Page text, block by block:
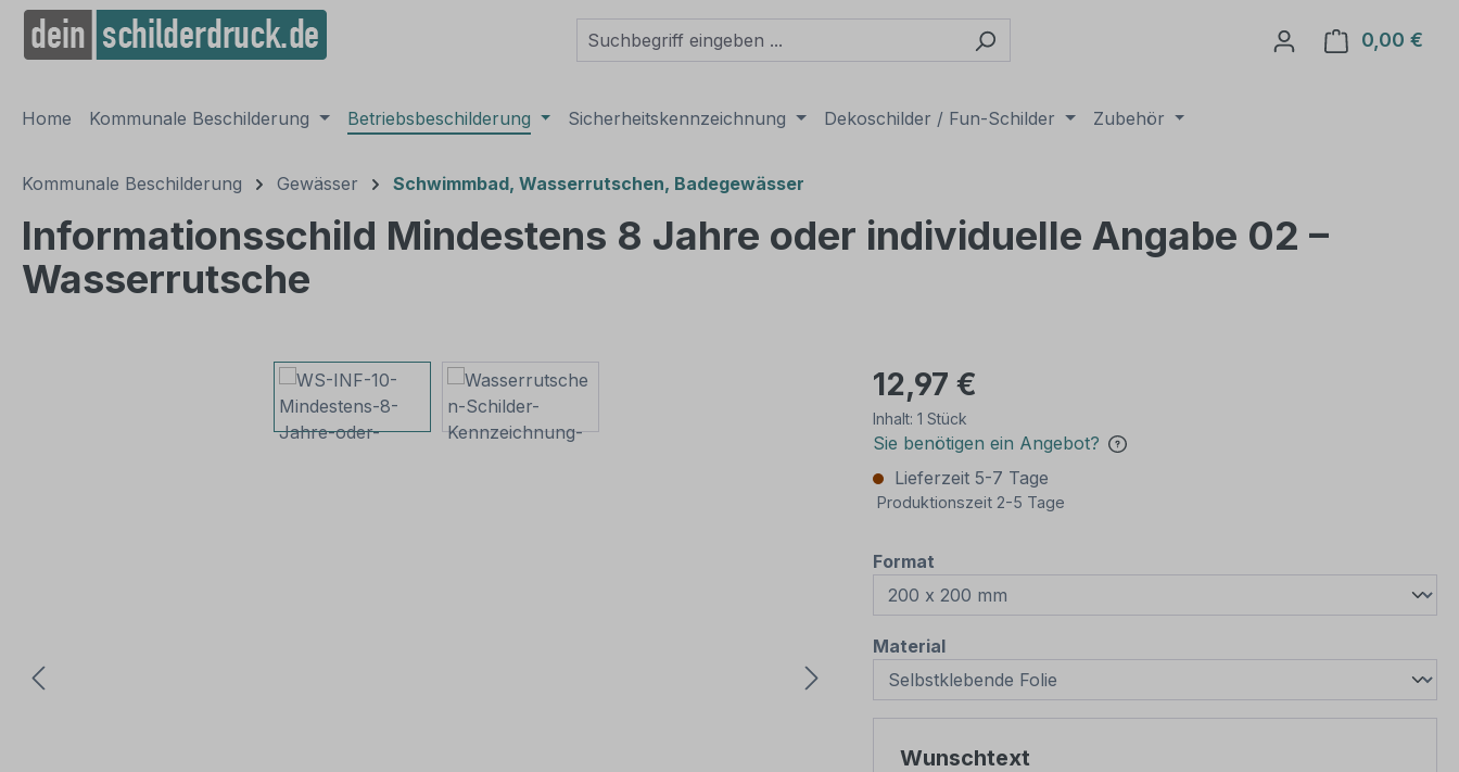
Zur Hauptnavigation springen
0,00 €
Home Kommunale Beschilderung Betriebsbeschilderung Sicherheitskennzeichnung Dekoschilder / Fun-Schilder Zubehör
Kommunale Beschilderung Gewässer Schwimmbad, Wasserrutschen, Badegewässer
Informationsschild Mindestens 8 Jahre oder individuelle Angabe 02 –
Wasserrutsche
12,97 €
Inhalt: 1 Stück
Sie benötigen ein Angebot?
Lieferzeit 5-7 Tage
Produktionszeit 2-5 Tage
Format
Materialauswählen
Wunschtext